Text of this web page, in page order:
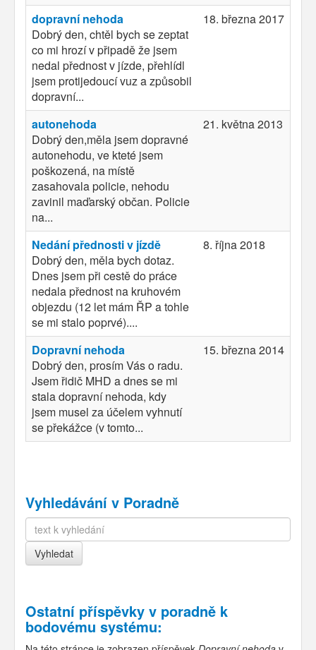
dopravní nehoda
Dobrý den, chtěl bych se zeptat
co mi hrozí v připadě že jsem
nedal přednost v jízde, přehlídl
jsem protijedoucí vuz a způsobil
dopravní...
18. března 2017
autonehoda
Dobrý den,měla jsem dopravné
autonehodu, ve kteté jsem
poškozená, na místě
zasahovala policie, nehodu
zavinil maďarský občan. Policie
na...
21. května 2013
Nedání přednosti v jízdě
Dobrý den, měla bych dotaz.
Dnes jsem při cestě do práce
nedala přednost na kruhovém
objezdu (12 let mám ŘP a tohle
se mi stalo poprvé)....
8. října 2018
Dopravní nehoda
Dobrý den, prosím Vás o radu.
Jsem řidič MHD a dnes se mi
stala dopravní nehoda, kdy
jsem musel za účelem vyhnutí
se překážce (v tomto...
15. března 2014
Vyhledávání v Poradně
Ostatní příspěvky v poradně k
bodovému systému: